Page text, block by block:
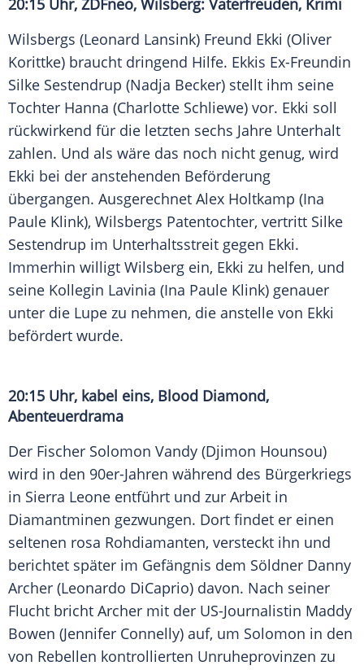
20:15 Uhr, ZDFneo, Wilsberg: Vaterfreuden, Krimi
Wilsbergs (Leonard Lansink) Freund Ekki (Oliver
Korittke) braucht dringend Hilfe. Ekkis Ex-Freundin
Silke Sestendrup (Nadja Becker) stellt ihm seine
Tochter Hanna (Charlotte Schliewe) vor. Ekki soll
rückwirkend für die letzten sechs Jahre Unterhalt
zahlen. Und als wäre das noch nicht genug, wird
Ekki bei der anstehenden Beförderung
übergangen. Ausgerechnet Alex Holtkamp (Ina
Paule Klink), Wilsbergs Patentochter, vertritt Silke
Sestendrup im Unterhaltsstreit gegen Ekki.
Immerhin willigt Wilsberg ein, Ekki zu helfen, und
seine Kollegin Lavinia (Ina Paule Klink) genauer
unter die Lupe zu nehmen, die anstelle von Ekki
befördert wurde.
20:15 Uhr, kabel eins, Blood Diamond,
Abenteuerdrama
Der Fischer Solomon Vandy (Djimon Hounsou)
wird in den 90er-Jahren während des Bürgerkriegs
in Sierra Leone entführt und zur Arbeit in
Diamantminen gezwungen. Dort findet er einen
seltenen rosa Rohdiamanten, versteckt ihn und
berichtet später im Gefängnis dem Söldner Danny
Archer (Leonardo DiCaprio) davon. Nach seiner
Flucht bricht Archer mit der US-Journalistin Maddy
Bowen (Jennifer Connelly) auf, um Solomon in den
von Rebellen kontrollierten Unruheprovinzen zu